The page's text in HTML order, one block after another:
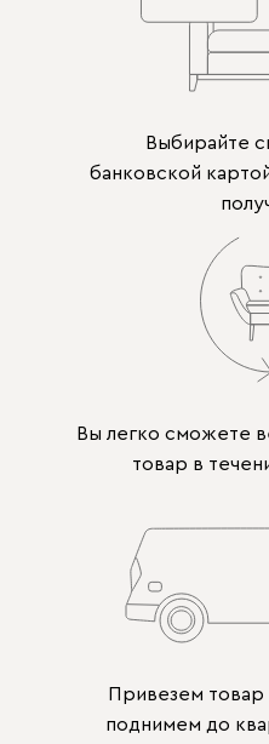
Выбирайте
банковской
Вы легко сможете
товар в
Привезем товар
поднимем до